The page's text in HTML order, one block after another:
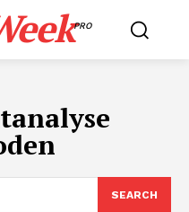
PRO
SEARCH